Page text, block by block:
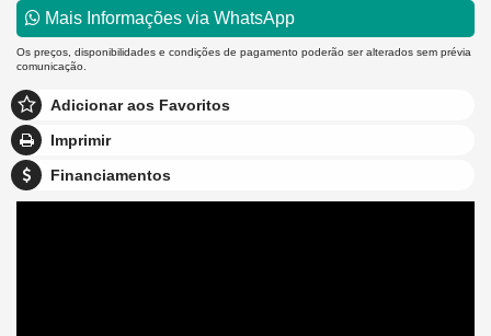
Mais Informações via WhatsApp
Os preços, disponibilidades e condições de pagamento poderão ser alterados sem prévia
comunicação.
Adicionar aos Favoritos
Imprimir
Financiamentos